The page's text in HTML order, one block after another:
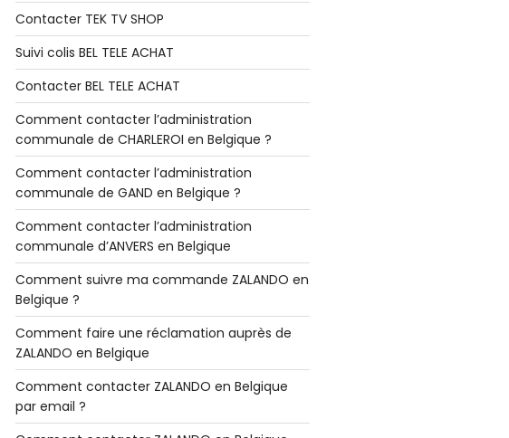
Contacter TEK TV SHOP
Suivi colis BEL TELE ACHAT
Contacter BEL TELE ACHAT
Comment contacter l’administration
communale de CHARLEROI en Belgique ?
Comment contacter l’administration
communale de GAND en Belgique ?
Comment contacter l’administration
communale d’ANVERS en Belgique
Comment suivre ma commande ZALANDO en
Belgique ?
Comment faire une réclamation auprès de
ZALANDO en Belgique
Comment contacter ZALANDO en Belgique
par email ?